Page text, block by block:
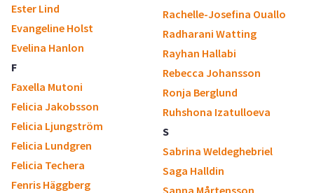
Ester Lind
Evangeline Holst
Evelina Hanlon
F
Faxella Mutoni
Felicia Jakobsson
Felicia Ljungström
Felicia Lundgren
Felicia Techera
Fenris Häggberg
Rachelle-Josefina Ouallo
Radharani Watting
Rayhan Hallabi
Rebecca Johansson
Ronja Berglund
Ruhshona Izatulloeva
S
Sabrina Weldeghebriel
Saga Halldin
Sanna Mårtensson